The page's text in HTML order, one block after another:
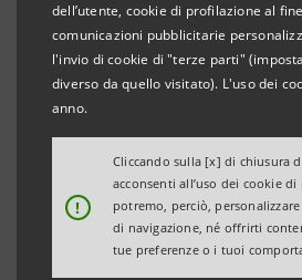
dell’utente, cookie di profilazione al
comunicazioni pubblicitarie
l'invio di cookie di "terze parti"
diverso da quello visitato). L'uso dei
anno.
!
Cliccando sulla [x] di chiusura
acconsenti all’uso dei cookie
potremo, perciò,
di navigazione, né offrirti
tue preferenze o i tuoi
STAMPA AGGIORNA
EXPORT DISTRETTI ABRUZZO:
RECUPERATI I LIVELLI PRE-
Ricerche Intesa Sanpaolo
• Nel primo trimestre
regionali in crescita del 17%
152 milioni di euro)